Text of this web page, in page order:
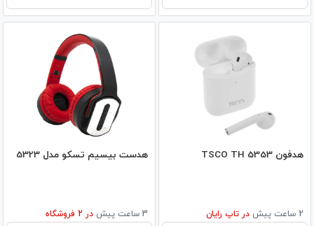
هدفون TSCO TH 5353
2 ساعت پیش در تاپ رایان
هدست بیسیم تسکو مدل 5323
3 ساعت پیش در فروشگاه